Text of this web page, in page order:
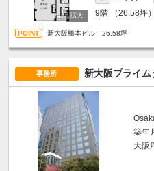
9階 （26.58坪）
新大阪橋本ビル 26.58坪
事務所 新大阪プライム
築年
大阪